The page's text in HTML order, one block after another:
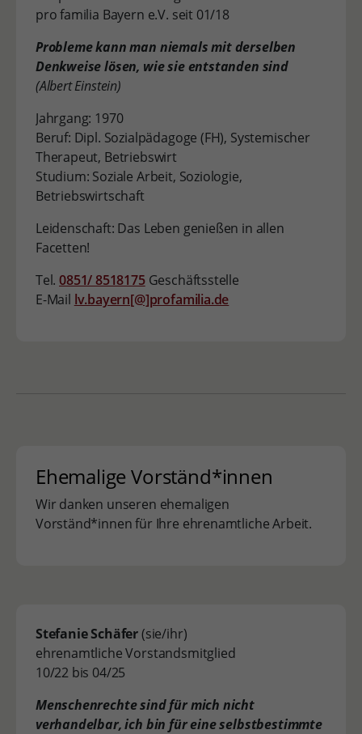
pro familia Bayern e.V. seit 01/18
Probleme kann man niemals mit derselben
Denkweise lösen, wie sie entstanden sind
(Albert Einstein)
Jahrgang: 1970
Beruf: Dipl. Sozialpädagoge (FH), Systemischer
Therapeut, Betriebswirt
Studium: Soziale Arbeit, Soziologie,
Betriebswirtschaft
Leidenschaft: Das Leben genießen in allen
Facetten!
Tel.0851/ 8518175Geschäftsstelle
E-Mail lv.bayern[@]profamilia.de
Ehemalige Vorständ*innen
Wir danken unseren ehemaligen
Vorständ*innen für Ihre ehrenamtliche Arbeit.
Stefanie Schäfer(sie/ihr)
ehrenamtliche Vorstandsmitglied
10/22 bis 04/25
Menschenrechte sind für mich nicht
verhandelbar, ich bin für eine selbstbestimmte